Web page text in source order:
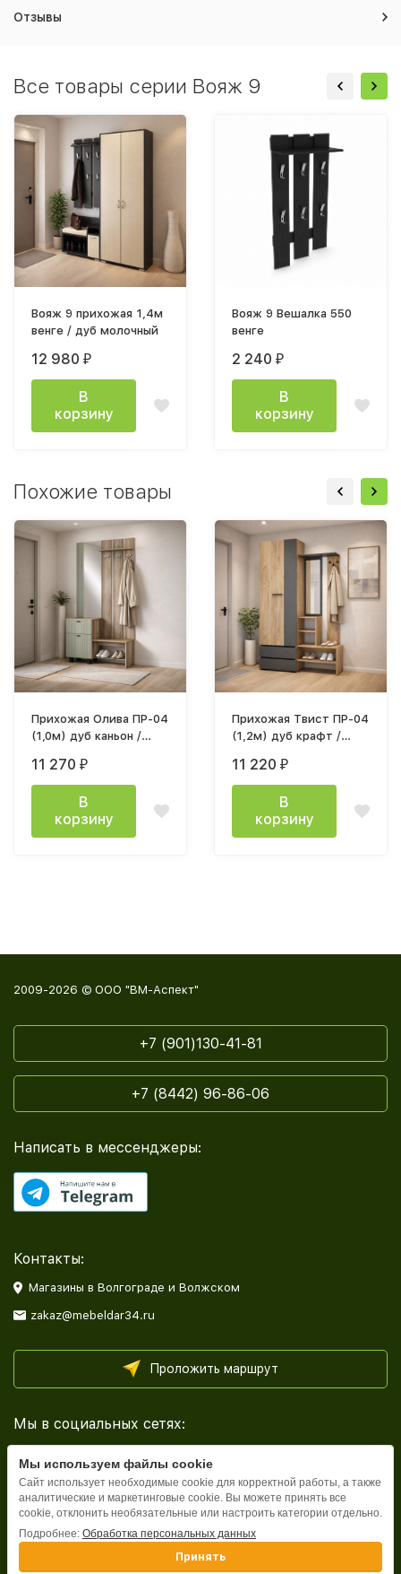
Отзывы
Все товары серии Вояж 9
Вояж 9 прихожая 1,4м
венге / дуб молочный
12 980 ₽
В
корзину
Вояж 9 Вешалка 550
венге
2 240 ₽
В
корзину
Похожие товары
Прихожая Олива ПР-04
(1,0м) дуб каньон /
11 270 ₽
В
корзину
Прихожая Твист ПР-04
(1,2м) дуб крафт /
11 220 ₽
В
корзину
2009-2026 © ООО "ВМ-Аспект"
+7 (901)130-41-81
+7 (8442) 96-86-06
Написать в мессенджеры:
Контакты:
Магазины в Волгограде и Волжском
zakaz@mebeldar34.ru
Проложить маршрут
Мы в социальных сетях:
Каталог
Мы используем файлы cookie
Сайт использует необходимые cookie для корректной работы, а также
аналитические и маркетинговые cookie. Вы можете принять все
cookie, отклонить необязательные или настроить категории отдельно.
Подробнее: Обработка персональных данных
Принять